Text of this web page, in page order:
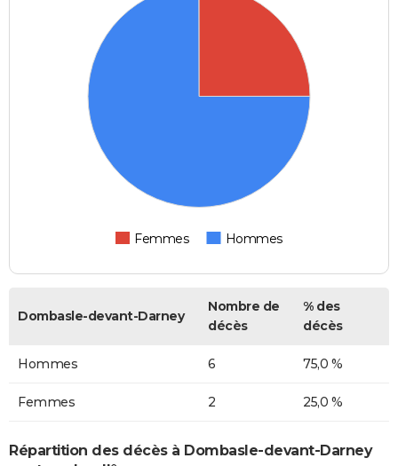
Femmes Hommes
Dombasle-devant-Darney
Nombre de
décès
% des
décès
Hommes 6 75,0 %
Femmes 2 25,0 %
Répartition des décès à Dombasle-devant-Darney